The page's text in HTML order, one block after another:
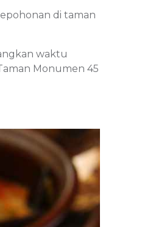
di taman
waktu
Monumen 45